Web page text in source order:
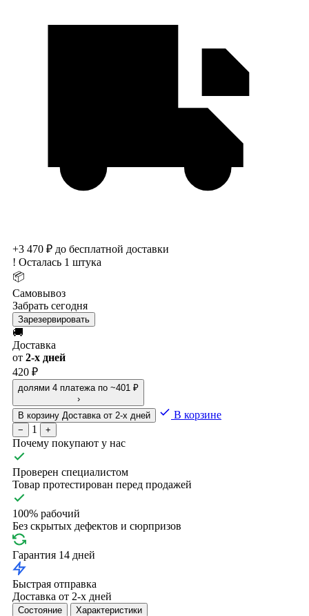
+3 470 ₽ до бесплатной доставки
! Осталась 1 штука
📦
Самовывоз
Забрать сегодня
Зарезервировать
🚚
Доставка
от 2-х дней
420 ₽
долями 4 платежа по ~401 ₽
›
В корзину Доставка от 2-х дней В корзине
− 1 +
Почему покупают у нас
Проверен специалистом
Товар протестирован перед продажей
100% рабочий
Без скрытых дефектов и сюрпризов
Гарантия 14 дней
Быстрая отправка
Доставка от 2-х дней
Состояние Характеристики